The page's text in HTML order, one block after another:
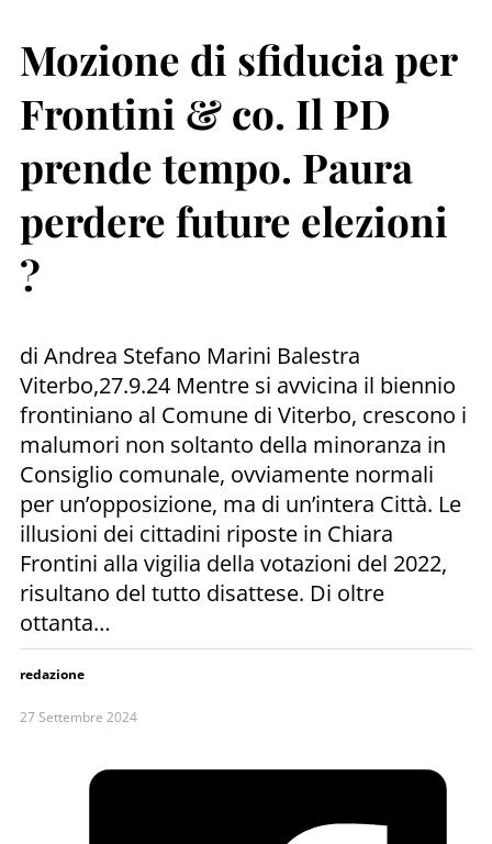
Mozione di sfiducia per
Frontini & co. Il PD
prende tempo. Paura
perdere future elezioni
?
di Andrea Stefano Marini Balestra
Viterbo,27.9.24 Mentre si avvicina il biennio
frontiniano al Comune di Viterbo, crescono i
malumori non soltanto della minoranza in
Consiglio comunale, ovviamente normali
per un’opposizione, ma di un’intera Città. Le
illusioni dei cittadini riposte in Chiara
Frontini alla vigilia della votazioni del 2022,
risultano del tutto disattese. Di oltre
ottanta…
redazione
27 Settembre 2024